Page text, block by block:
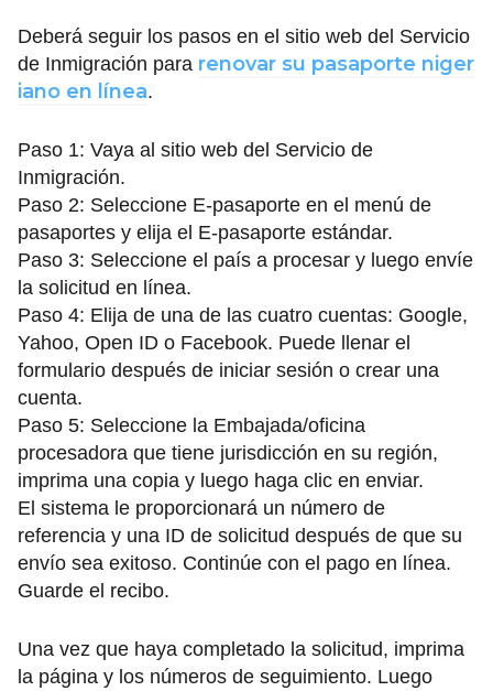
Deberá seguir los pasos en el sitio web del Servicio
de Inmigración para renovar su pasaporte niger
iano en línea.
Paso 1: Vaya al sitio web del Servicio de
Inmigración.
Paso 2: Seleccione E-pasaporte en el menú de
pasaportes y elija el E-pasaporte estándar.
Paso 3: Seleccione el país a procesar y luego envíe
la solicitud en línea.
Paso 4: Elija de una de las cuatro cuentas: Google,
Yahoo, Open ID o Facebook. Puede llenar el
formulario después de iniciar sesión o crear una
cuenta.
Paso 5: Seleccione la Embajada/oficina
procesadora que tiene jurisdicción en su región,
imprima una copia y luego haga clic en enviar.
El sistema le proporcionará un número de
referencia y una ID de solicitud después de que su
envío sea exitoso. Continúe con el pago en línea.
Guarde el recibo.
Una vez que haya completado la solicitud, imprima
la página y los números de seguimiento. Luego